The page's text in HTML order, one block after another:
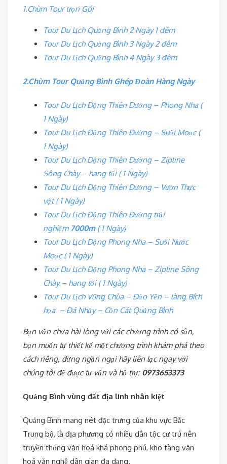
1.Chùm Tour trọn Gói
Tour Du Lịch Quảng Bình 2 Ngày 1 đêm
Tour Du Lịch Quảng Bình 3 Ngày 2 đêm
Tour Du Lịch Quảng Bình 4 Ngày 3 đêm
2.Chùm Tour Quảng Bình Ghép Đoàn Hàng Ngày
Tour Du Lịch Động Thiên Đường – Phong Nha (
1 Ngày)
Tour Du Lịch Động Thiên Đường – Suối Moọc (
1 Ngày)
Tour Du Lịch Động Thiên Đường – Zipline
Sông Chày – hang tối ( 1 Ngày)
Tour Du Lịch Động Thiên Đường – Vườn Thực
vật ( 1 Ngày)
Tour Du Lịch Động Thiên Đường trải
nghiệm 7000m( 1 Ngày)
Tour Du Lịch Động Phong Nha – Suối Nước
Moọc ( 1 Ngày)
Tour Du Lịch Động Phong Nha – Zipline Sông
Chày – hang tối ( 1 Ngày)
Tour Du Lịch Vũng Chùa – Đảo Yến – làng Bích
họa – Đá Nhảy – Cồn Cát Quảng Bình
Bạn vẫn chưa hài lòng với các chương trình có sẵn,
bạn muốn tự thiết kế một chương trình khám phá theo
cách riêng, đừng ngần ngại hãy liên lạc ngay với
chúng tôi để được tư vấn và hỗ trợ:0973653373
Quảng Bình vùng đất địa linh nhân kiệt
Quảng Bình mang nét đặc trưng của khu vực Bắc
Trung bộ, là địa phương có nhiều dân tộc cư trú nên
truyền thống văn hoá khá phong phú, kho tàng văn
hoá văn nghệ dân gian đa dạng.